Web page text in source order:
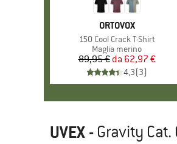
MARCHIO
ORTOVOX
Articolo
150 Cool Crack T-Shirt
Gruppo di prodotti
Maglia merino
Prezzo
89,95 € Prezzo ridotto
da 62,97 €
4,3(3)
UVEX - Gravity